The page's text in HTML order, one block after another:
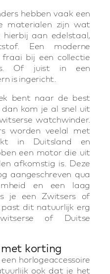
hebben vaak een
materialen zijn wat
aan edelstaal,
Een moderne
bij een collectie
Of juist in een
is ingericht.
bent naar de best
kom je al snel uit
watchwinder.
worden veelal met
in Duitsland en
een motor die uit
afkomstig is. Deze
aangeschreven qua
en een laag
je een Zwitsers of
dit natuurlijk erg
of Duitse
korting
horlogeaccessoire
ook dat je het